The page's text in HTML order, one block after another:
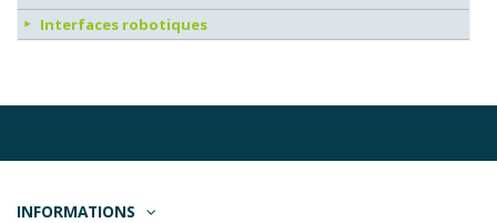
Interfaces robotiques
INFORMATIONS